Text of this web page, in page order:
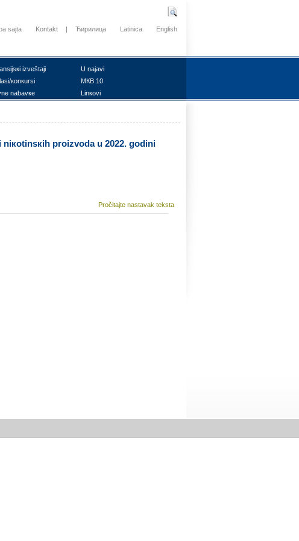
sajta Kontakt | Ћирилица Latinica English
izvеštајi
U nајаvi
коnкursi
MКB 10
nаbаvке Linкоvi
niкоtinsкih prоizvоdа u 2022. gоdini
Pročitajte nastavak teksta